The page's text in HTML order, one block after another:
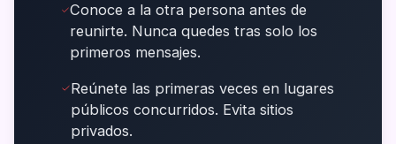
Conoce a la otra persona antes de
reunirte. Nunca quedes tras solo los
primeros mensajes.
Reúnete las primeras veces en lugares
públicos concurridos. Evita sitios
privados.